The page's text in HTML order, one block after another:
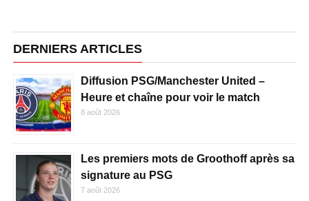
DERNIERS ARTICLES
Diffusion PSG/Manchester United –
Heure et chaîne pour voir le match
8 août 2026
Les premiers mots de Groothoff après sa
signature au PSG
7 août 2026